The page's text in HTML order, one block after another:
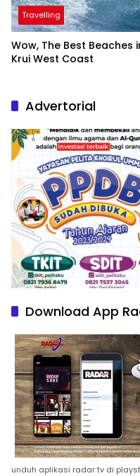
Travelling
Wow, The Best Beaches
Krui West Coast
Advertorial
Download App
unduh aplikasi radar tv di